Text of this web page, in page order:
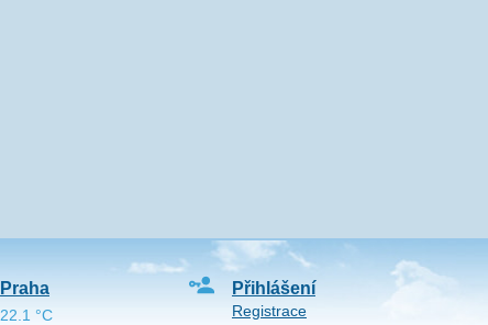
Přihlášení
Registrace
Praha
22.1 °C